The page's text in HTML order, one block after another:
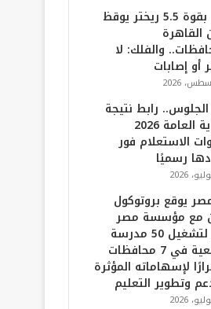
زلزال بقوة 5.5 ريختر يوقظ
والفلك: لا
أو إصابات
رابط نتيجة
الثانوية العامة 2026
الاستعلام فور
رسميًا
يوقع بروتوكول
مع مؤسسة مصر
الخير لتشغيل 50 مدرسة
مجتمعية في 7 محافظات
لإسهاماته المؤثرة
وتطوير التعليم